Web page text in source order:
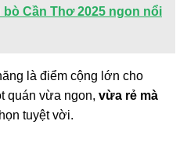
bò Cần Thơ 2025 ngon nổi
là điểm cộng lớn cho
quán vừa ngon, vừa rẻ mà
tuyệt vời.